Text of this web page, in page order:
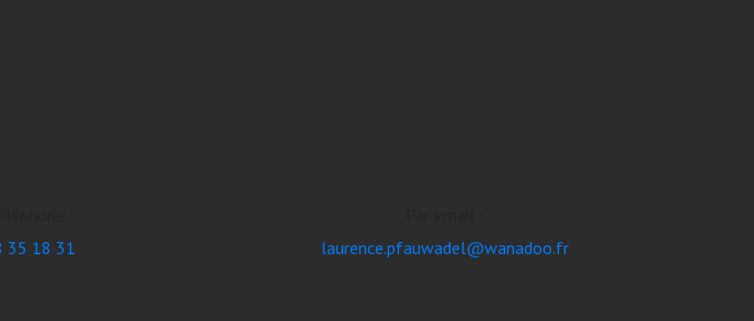
35 18 31
laurence.pfauwadel@wanadoo.fr